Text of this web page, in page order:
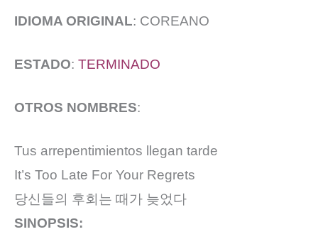
IDIOMA ORIGINAL: COREANO
ESTADO: TERMINADO
OTROS NOMBRES:
Tus arrepentimientos llegan tarde
It’s Too Late For Your Regrets
당신들의 후회는 때가 늦었다
SINOPSIS: